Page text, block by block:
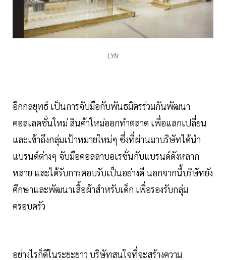
LYN
อีกกลยุทธ์ เป็นการจับมือกับพันธมิตรร่วมกันพัฒนา
คอลเลคชั่นใหม่ สินค้าใหม่ออกทำตลาด เพื่อแลกเปลี่ยน
และเข้าถึงกลุ่มเป้าหมายใหม่ๆ ซึ่งที่ผ่านมาบริษัทได้นำ
แบรนด์ต่างๆ จับมือคอลลาบอเรชั่นกับแบรนด์ดังหลาก
หลาย และได้รับการตอบรับเป็นอย่างดี นอกจากนี้บริษัทยัง
ศึกษาและพัฒนาเสื้อผ้าสำหรับเด็ก เพื่อรองรับกลุ่ม
ครอบครัว
อย่างไรก็ดีในระยะยาว บริษัทสนใจที่จะสร้างความ